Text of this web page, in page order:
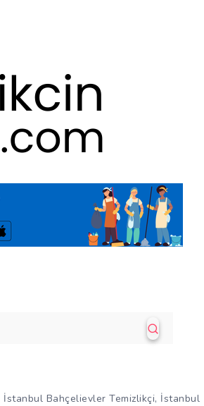
İstanbul Bahçelievler Temizlikçi, İstanbul